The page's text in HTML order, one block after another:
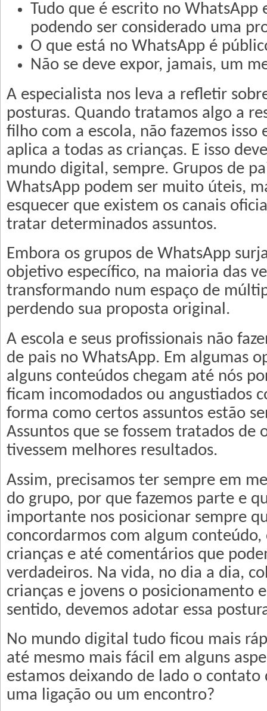
Tudo que é escrito no WhatsApp
podendo ser considerado uma
O que está no WhatsApp é
Não se deve expor, jamais, um
A especialista nos leva a refletir
posturas. Quando tratamos algo a
filho com a escola, não fazemos isso
aplica a todas as crianças. E isso
mundo digital, sempre. Grupos de
WhatsApp podem ser muito úteis,
esquecer que existem os canais
tratar determinados assuntos.
Embora os grupos de WhatsApp
objetivo específico, na maioria das
transformando num espaço de
perdendo sua proposta original.
A escola e seus profissionais não
de pais no WhatsApp. Em algumas
alguns conteúdos chegam até nós
ficam incomodados ou angustiados
forma como certos assuntos estão
Assuntos que se fossem tratados de
tivessem melhores resultados.
Assim, precisamos ter sempre em
do grupo, por que fazemos parte e
importante nos posicionar sempre
concordarmos com algum conteúdo,
crianças e até comentários que
verdadeiros. Na vida, no dia a dia,
crianças e jovens o posicionamento
sentido, devemos adotar essa
No mundo digital tudo ficou mais
até mesmo mais fácil em alguns
estamos deixando de lado o
uma ligação ou um encontro?